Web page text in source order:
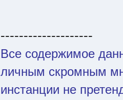
--------------------
Все содержимое
личным скромным
инстанции не